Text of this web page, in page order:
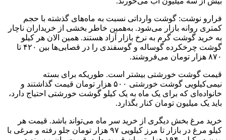
فرارو نوشت: گوشت وارداتی نسبت به ماه‌های گذشته با حجم
کمتری روانه بازار می‌شود. به‌همین خاطر بخشی از خریداران ناچار
به خرید گوشت گرم به نرخ بازار آزاد هستند. همین الان هر کیلو
گوشت چرخکرده گوساله و گوسفندی را در قصابی‌ها بین ۴۲۰ تا
۸۷۰ هزار تومان می‌فروشند.
قیمت گوشت خورشتی بیشتر است. طوریکه برای بسته
نیمی‌کیلویی گوشت خورشتی ۵۰۰ هزار تومان قیمت گذاشتند و
خانواده‌ای که برای یک ماه به یک کیلو گوشت خورشتی احتیاج دارد،
باید یک میلیون تومان کنار بگذارد.
خرید مرغ بخش دیگری از خرید سر ماه می‌تواند باشد. قیمت هر
کیلو مرغ در بازار تا مرز کیلویی ۹۷ هزار تومان جلو رفته و مرغی با